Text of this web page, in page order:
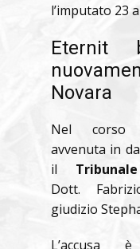
l’imputato 23
Eternit
Novara
Nel corso
avvenuta in
il
Dott.
giudizio